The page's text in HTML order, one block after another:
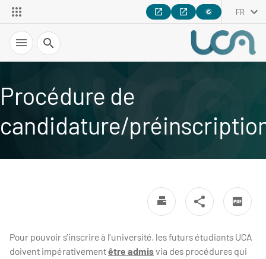
FR
Recherche
Procédure de
candidature/
Pour pouvoir s’inscrire à l’université, les futurs étudiants UCA
doivent impérativementêtre admisvia des procédures qui